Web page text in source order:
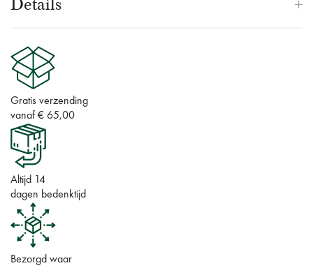
Details
Gratis verzending
vanaf € 65,00
Altijd 14
dagen bedenktijd
Bezorgd waar